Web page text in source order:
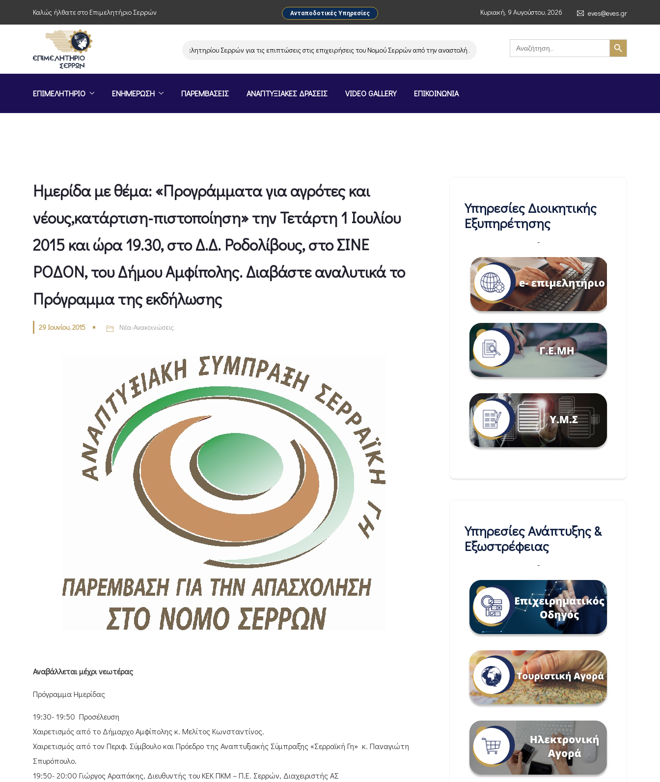
Καλώς ήλθατε στο Επιμελητήριο Σερρών Ανταποδοτικές Υπηρεσίες Κυριακή, 9 Αυγούστου, 2026 eves@eves.gr
Παρέμβαση του Επιμελητηρίου Σερρών για τις επιπτώσεις στις επιχειρήσεις του Νομού Σερρών από την αναστολή λειτουργίας της αλυσίδας σούπερ μάρκετ MERE στην Ελλάδα –
Search
for:
Search Button
ΕΠΙΜΕΛΗΤΗΡΙΟ ΕΝΗΜΕΡΩΣΗ ΠΑΡΕΜΒΑΣΕΙΣ ΑΝΑΠΤΥΞΙΑΚΕΣ ΔΡΑΣΕΙΣ VIDEO GALLERY ΕΠΙΚΟΙΝΩΝΙΑ
Hμερίδα με θέμα: «Προγράμματα για αγρότες και
νέους,κατάρτιση-πιστοποίηση» την Τετάρτη 1 Ιουλίου
2015 και ώρα 19.30, στο Δ.Δ. Ροδολίβους, στο ΣΙΝΕ
ΡΟΔΟΝ, του Δήμου Αμφίπολης. Διαβάστε αναλυτικά το
Πρόγραμμα της εκδήλωσης
29 Ιουνίου, 2015 Νέα-Ανακοινώσεις
Αναβάλλεται μέχρι νεωτέρας
Πρόγραμμα Ημερίδας
19:30- 19:50 Προσέλευση
Χαιρετισμός από το Δήμαρχο Αμφίπολης κ. Μελίτος Κωνσταντίνος.
Χαιρετισμός από τον Περιφ. Σύμβουλο και Πρόεδρο της Αναπτυξιακής Σύμπραξης «Σερραϊκή Γη» κ. Παναγιώτη
Σπυρόπουλο.
19:50- 20:00 Γιώργος Αραπάκης, Διευθυντής του ΚΕΚ ΠΚΜ – Π.Ε. Σερρών, Διαχειριστής ΑΣ
Υπηρεσίες Διοικητικής
Εξυπηρέτησης
-
Υπηρεσίες Ανάπτυξης &
Εξωστρέφειας
-